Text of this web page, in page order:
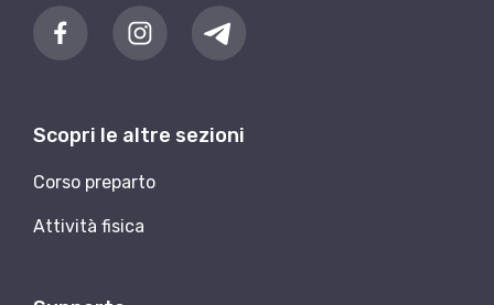
Scopri le altre sezioni
Corso preparto
Attività fisica